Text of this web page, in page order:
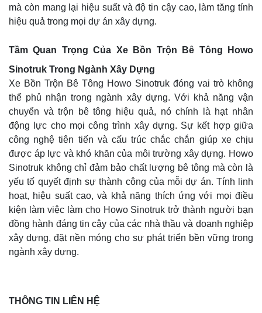
mà còn mang lại hiệu suất và độ tin cậy cao, làm tăng tính
hiệu quả trong mọi dự án xây dựng.
Tầm Quan Trọng Của Xe Bồn Trộn Bê Tông Howo
Sinotruk Trong Ngành Xây Dựng
Xe Bồn Trộn Bê Tông Howo Sinotruk đóng vai trò không
thể phủ nhận trong ngành xây dựng. Với khả năng vận
chuyển và trộn bê tông hiệu quả, nó chính là hạt nhân
động lực cho mọi công trình xây dựng. Sự kết hợp giữa
công nghệ tiên tiến và cấu trúc chắc chắn giúp xe chịu
được áp lực và khó khăn của môi trường xây dựng. Howo
Sinotruk không chỉ đảm bảo chất lượng bê tông mà còn là
yếu tố quyết định sự thành công của mỗi dự án. Tính linh
hoạt, hiệu suất cao, và khả năng thích ứng với mọi điều
kiện làm việc làm cho Howo Sinotruk trở thành người bạn
đồng hành đáng tin cậy của các nhà thầu và doanh nghiệp
xây dựng, đặt nền móng cho sự phát triển bền vững trong
ngành xây dựng.
THÔNG TIN LIÊN HỆ